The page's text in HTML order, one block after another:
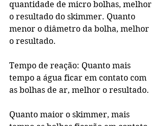
quantidade de micro bolhas, melhor
o resultado do skimmer. Quanto
menor o diâmetro da bolha, melhor
o resultado.
Tempo de reação: Quanto mais
tempo a água ficar em contato com
as bolhas de ar, melhor o resultado.
Quanto maior o skimmer, mais